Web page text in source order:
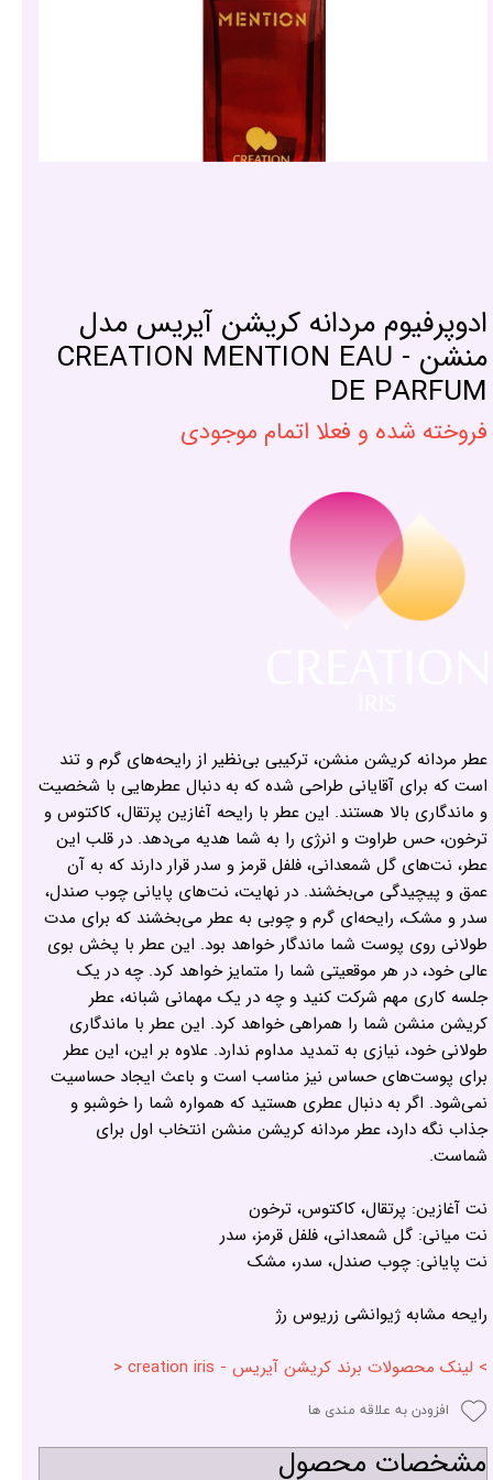
ادوپرفیوم مردانه کریشن آیریس مدل
منشن - CREATION MENTION EAU
DE PARFUM
فروخته شده و فعلا اتمام موجودی
عطر مردانه کریشن منشن، ترکیبی بی‌نظیر از رایحه‌های گرم و تند
است که برای آقایانی طراحی شده که به دنبال عطرهایی با شخصیت
و ماندگاری بالا هستند. این عطر با رایحه آغازین پرتقال، کاکتوس و
ترخون، حس طراوت و انرژی را به شما هدیه می‌دهد. در قلب این
عطر، نت‌های گل شمعدانی، فلفل قرمز و سدر قرار دارند که به آن
عمق و پیچیدگی می‌بخشند. در نهایت، نت‌های پایانی چوب صندل،
سدر و مشک، رایحه‌ای گرم و چوبی به عطر می‌بخشند که برای مدت
طولانی روی پوست شما ماندگار خواهد بود. این عطر با پخش بوی
عالی خود، در هر موقعیتی شما را متمایز خواهد کرد. چه در یک
جلسه کاری مهم شرکت کنید و چه در یک مهمانی شبانه، عطر
کریشن منشن شما را همراهی خواهد کرد. این عطر با ماندگاری
طولانی خود، نیازی به تمدید مداوم ندارد. علاوه بر این، این عطر
برای پوست‌های حساس نیز مناسب است و باعث ایجاد حساسیت
نمی‌شود. اگر به دنبال عطری هستید که همواره شما را خوشبو و
جذاب نگه دارد، عطر مردانه کریشن منشن انتخاب اول برای
شماست.
نت آغازین: پرتقال، کاکتوس، ترخون
نت میانی: گل شمعدانی، فلفل قرمز، سدر
نت پایانی: چوب صندل، سدر، مشک
رایحه مشابه ژیوانشی زریوس رژ
> لینک محصولات برند کریشن آیریس - creation iris <
افزودن به علاقه مندی ها
مشخصات محصول